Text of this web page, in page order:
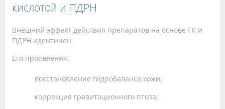
кислотой и ПДРН
Внешний эффект действия препаратов на основе ГК и
ПДРН идентичен.
Его проявления:
восстановление гидробаланса кожи;
коррекция гравитационного птоза;